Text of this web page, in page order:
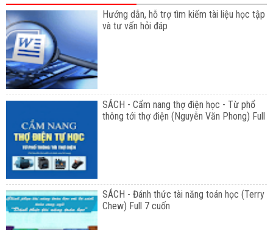
Hướng dẫn, hỗ trợ tìm kiếm tài liệu học tập
và tư vấn hỏi đáp
SÁCH - Cẩm nang thợ điện học - Từ phổ
thông tới thợ điện (Nguyễn Văn Phong) Full
SÁCH - Đánh thức tài năng toán học (Terry
Chew) Full 7 cuốn